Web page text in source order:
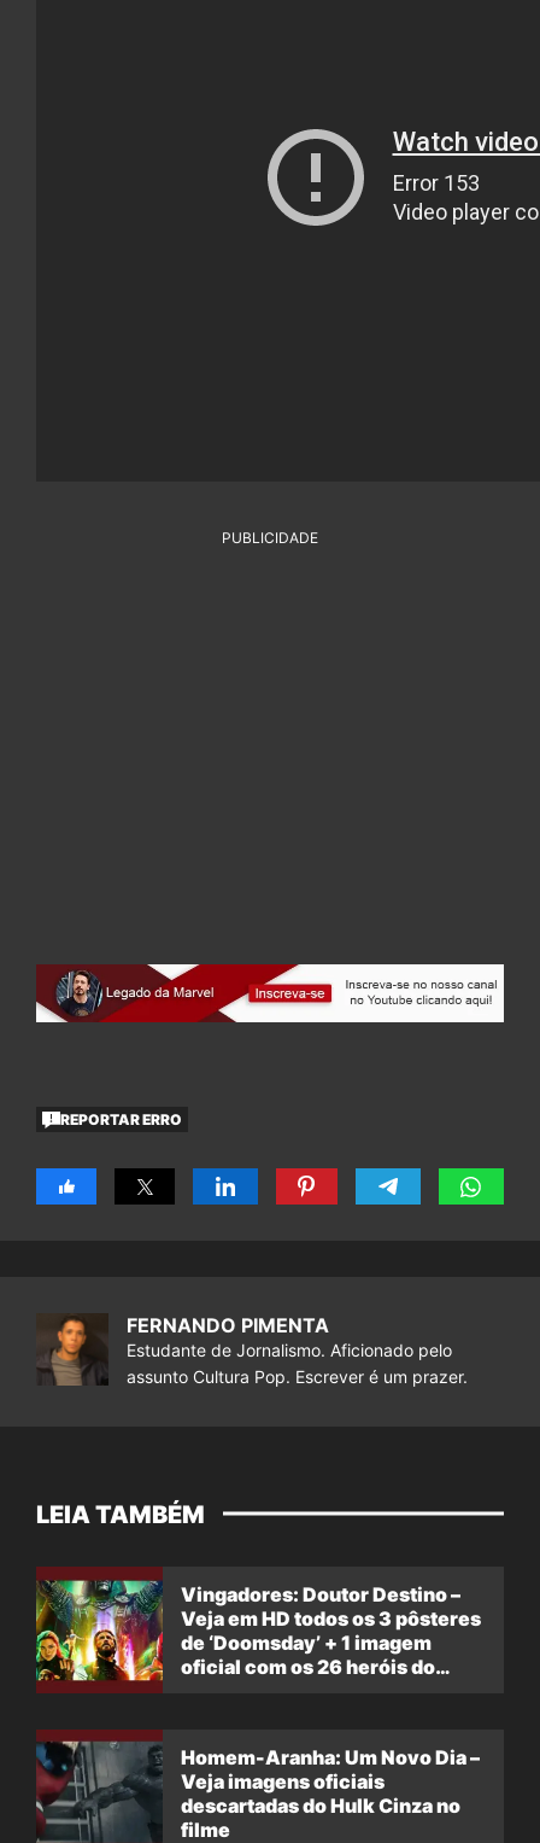
PUBLICIDADE
REPORTAR ERRO
FERNANDO PIMENTA
Estudante de Jornalismo. Aficionado pelo
assunto Cultura Pop. Escrever é um prazer.
LEIA TAMBÉM
Vingadores: Doutor Destino –
Veja em HD todos os 3 pôsteres
de ‘Doomsday’ + 1 imagem
oficial com os 26 heróis do
Homem-Aranha: Um Novo Dia –
Veja imagens oficiais
descartadas do Hulk Cinza no
filme